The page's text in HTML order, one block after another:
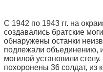
С 1942 по 1943 гг. на
создавались братские
обнаружены останки
подлежали объединению,
могилой установили
похоронены 36 солдат, из